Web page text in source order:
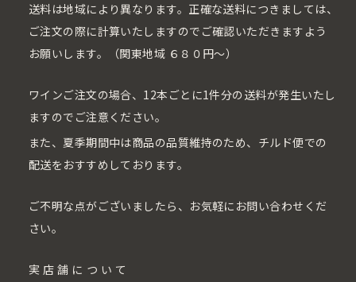
送料は地域により異なります。正確な送料につきましては、
ご注文の際に計算いたしますのでご確認いただきますよう
お願いします。（関東地域 ６８０円〜）
ワインご注文の場合、12本ごとに1件分の送料が発生いたし
ますのでご注意ください。
また、夏季期間中は商品の品質維持のため、チルド便での
配送をおすすめしております。
ご不明な点がございましたら、お気軽にお問い合わせくだ
さい。
実店舗について